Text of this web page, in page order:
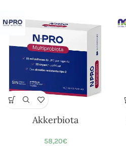
Akkerbiota
58,20€